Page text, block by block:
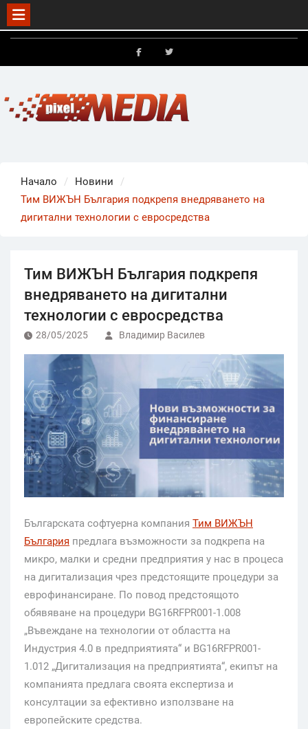
Skip
Начало
Новини
Тим ВИЖЪН България подкрепя внедряването на
дигитални технологии с евросредства
Тим ВИЖЪН България подкрепя
внедряването на дигитални
технологии с евросредства
28/05/2025 Владимир Василев
Българската софтуерна компания Тим ВИЖЪН
България предлага възможности за подкрепа на
микро, малки и средни предприятия у нас в процеса
на дигитализация чрез предстоящите процедури за
еврофинансиране. По повод предстоящото
обявяване на процедури BG16RFPR001-1.008
„Въвеждане на технологии от областта на
Индустрия 4.0 в предприятията“ и BG16RFPR001-
1.012 „Дигитализация на предприятията“, екипът на
компанията предлага своята експертиза и
консултации за ефективно използване на
европейските средства.